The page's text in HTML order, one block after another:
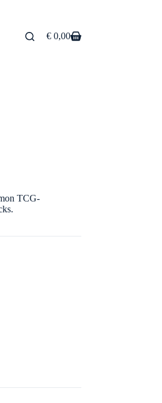
Winkelwagen
€0,00
TCG-